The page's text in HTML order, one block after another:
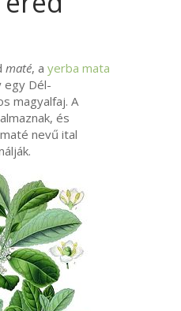
maté, ayerba mata
egy Dél-
magyalfaj. A
és
nevű ital